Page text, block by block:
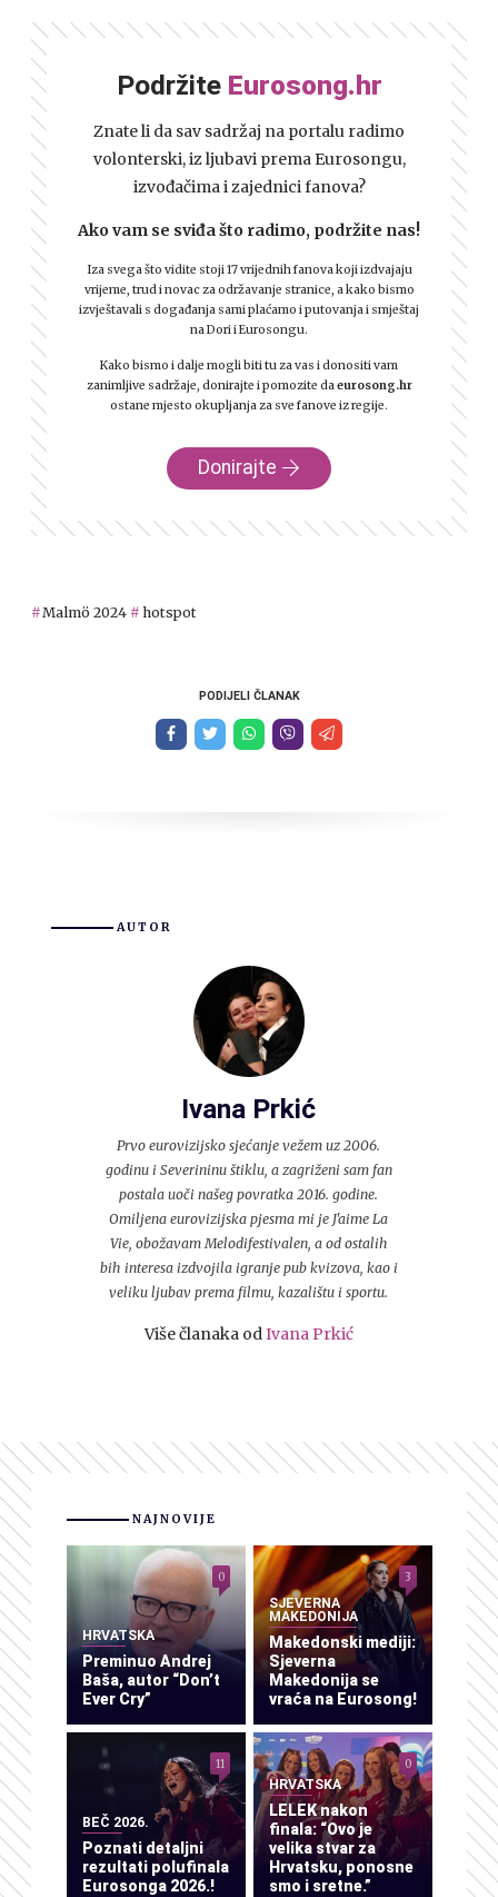
Podržite Eurosong.hr
Znate li da sav sadržaj na portalu radimo
volonterski, iz ljubavi prema Eurosongu,
izvođačima i zajednici fanova?
Ako vam se sviđa što radimo, podržite nas!
Iza svega što vidite stoji 17 vrijednih fanova koji izdvajaju
vrijeme, trud i novac za održavanje stranice, a kako bismo
izvještavali s događanja sami plaćamo i putovanja i smještaj
na Dori i Eurosongu.
Kako bismo i dalje mogli biti tu za vas i donositi vam
zanimljive sadržaje, donirajte i pomozite daeurosong.hr
ostane mjesto okupljanja za sve fanove iz regije.
Donirajte
Malmö 2024 hotspot
PODIJELI ČLANAK
AUTOR
Ivana Prkić
Prvo eurovizijsko sjećanje vežem uz 2006.
godinu i Severininu štiklu, a zagriženi sam fan
postala uoči našeg povratka 2016. godine.
Omiljena eurovizijska pjesma mi je J'aime La
Vie, obožavam Melodifestivalen, a od ostalih
bih interesa izdvojila igranje pub kvizova, kao i
veliku ljubav prema filmu, kazalištu i sportu.
Više članaka odIvana Prkić
NAJNOVIJE
HRVATSKA
Preminuo Andrej
Baša, autor “Don’t
Ever Cry”
0
SJEVERNA
MAKEDONIJA
Makedonski mediji:
Sjeverna
Makedonija se
vraća na Eurosong!
3
BEČ 2026.
Poznati detaljni
rezultati polufinala
Eurosonga 2026.!
11
HRVATSKA
LELEK nakon
finala: “Ovo je
velika stvar za
Hrvatsku, ponosne
smo i sretne.”
0